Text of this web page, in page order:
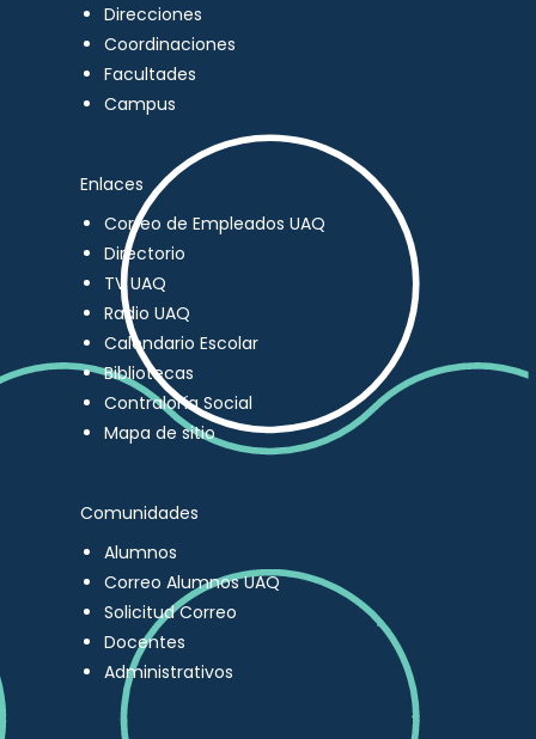
Direcciones
Coordinaciones
Facultades
Campus
Enlaces
Correo de Empleados UAQ
Directorio
TV UAQ
Radio UAQ
Calendario Escolar
Bibliotecas
Contraloría Social
Mapa de sitio
Comunidades
Alumnos
Correo Alumnos UAQ
Solicitud Correo
Docentes
Administrativos